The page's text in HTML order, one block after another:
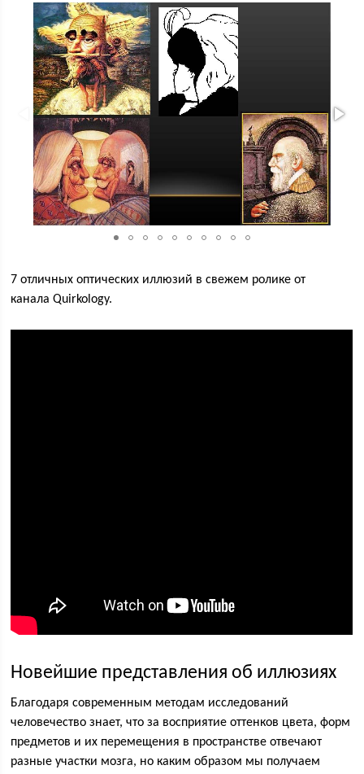
7 отличных оптических иллюзий в свежем ролике от
канала Quirkology.
Новейшие представления об иллюзиях
Благодаря современным методам исследований
человечество знает, что за восприятие оттенков цвета, форм
предметов и их перемещения в пространстве отвечают
разные участки мозга, но каким образом мы получаем